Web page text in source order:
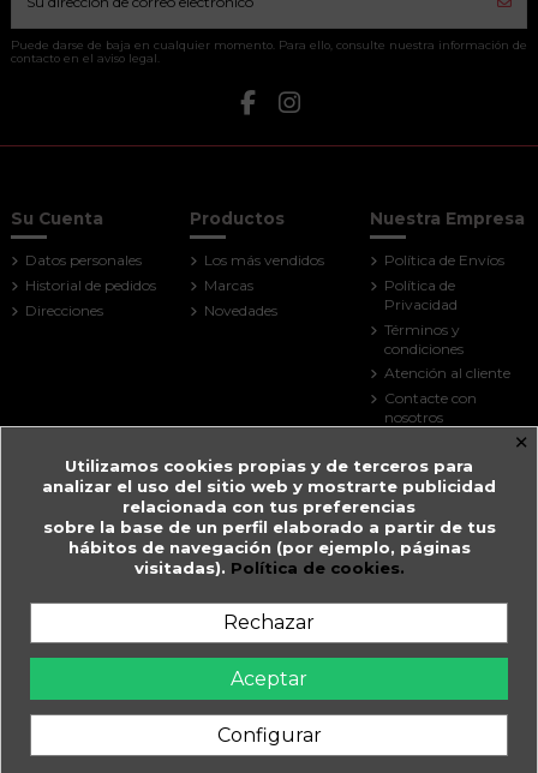
Puede darse de baja en cualquier momento. Para ello, consulte nuestra información de
contacto en el aviso legal.
Su Cuenta
Datos personales
Historial de pedidos
Direcciones
Productos
Los más vendidos
Marcas
Novedades
Nuestra Empresa
Política de Envíos
Política de
Privacidad
Términos y
condiciones
Atención al cliente
Contacte con
nosotros
Tiendas
Farmacia Guitart
Prat de la Creu, 59
Andorra
Farmàcia Guitart en Andorra la Vella.
×
Utilizamos cookies propias y de terceros para
analizar el uso del sitio web y mostrarte publicidad
relacionada con tus preferencias
sobre la base de un perfil elaborado a partir de tus
hábitos de navegación (por ejemplo, páginas
visitadas). Política de cookies.
Rechazar
Aceptar
Configurar